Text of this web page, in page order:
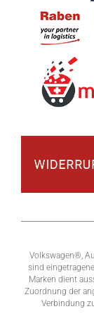
Volkswagen®,
sind
Marken dient
Zuordnung der
Verbindung